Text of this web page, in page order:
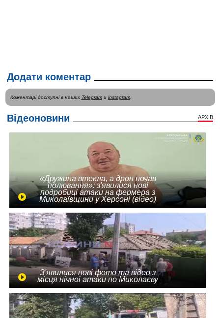
Додати коментар
Коментарі доступні в наших Telegramи instagram.
Відеоновини АРХІВ
«Дружина втекла, а дрон почав
полювання»: з'явилися нові
подробиці атаки на фермера з
Миколаївщини у Херсоні (відео)
З'явилися нові фото та відео з
місця нічної атаки по Миколаєву